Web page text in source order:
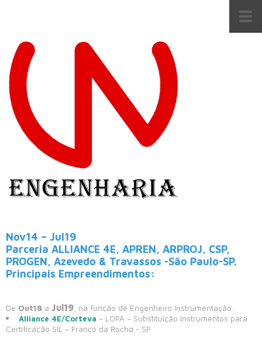
Nov14 – Jul19
Parceria ALLIANCE 4E, APREN, ARPROJ, CSP,
PROGEN, Azevedo & Travassos -São Paulo-SP.
Principais Empreendimentos:
De Out18 a Jul19, na função de Engenheiro Instrumentação.
Alliance 4E/Corteva – LOPA – Substituição Instrumentos para
Certificação SIL – Franco da Rocha - SP